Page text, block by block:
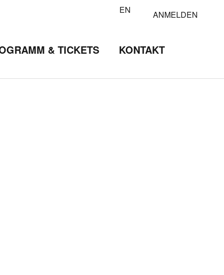
EN ANMELDEN
& TICKETS KONTAKT